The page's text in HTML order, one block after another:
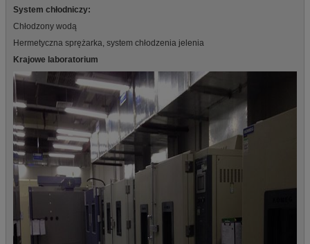
System chłodniczy:
Chłodzony wodą
Hermetyczna sprężarka, system chłodzenia jelenia
Krajowe laboratorium